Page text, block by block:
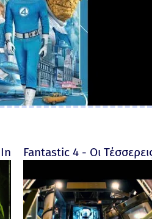
Incredible Hulk - 2008
Fantastic 4 - Οι